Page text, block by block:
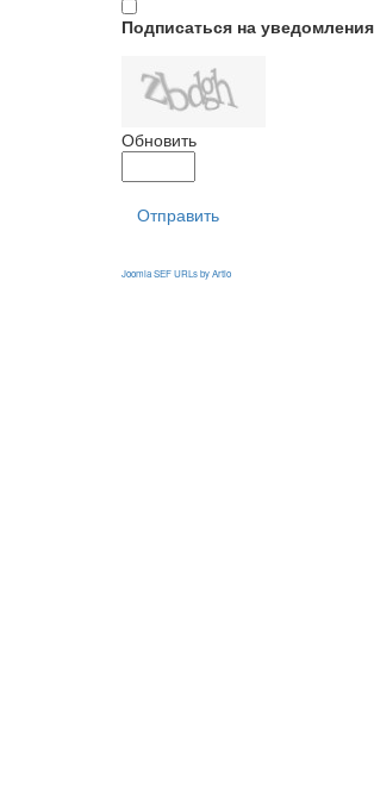
Подписаться на
Обновить
Отправить
Joomla SEF URLs by Artio